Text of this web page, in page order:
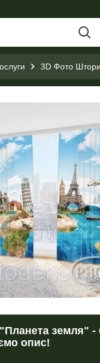
3D Фото Штори
земля" -
опис!